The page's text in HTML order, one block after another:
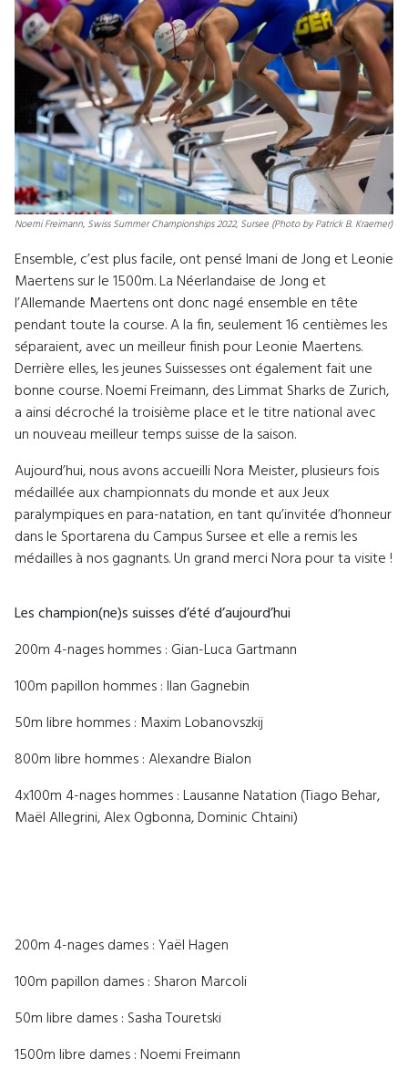
Noemi Freimann, Swiss Summer Championships 2022, Sursee (Photo by Patrick B. Kraemer)
Ensemble, c’est plus facile, ont pensé Imani de Jong et Leonie
Maertens sur le 1500m. La Néerlandaise de Jong et
l’Allemande Maertens ont donc nagé ensemble en tête
pendant toute la course. A la fin, seulement 16 centièmes les
séparaient, avec un meilleur finish pour Leonie Maertens.
Derrière elles, les jeunes Suissesses ont également fait une
bonne course. Noemi Freimann, des Limmat Sharks de Zurich,
a ainsi décroché la troisième place et le titre national avec
un nouveau meilleur temps suisse de la saison.
Aujourd’hui, nous avons accueilli Nora Meister, plusieurs fois
médaillée aux championnats du monde et aux Jeux
paralympiques en para-natation, en tant qu’invitée d’honneur
dans le Sportarena du Campus Sursee et elle a remis les
médailles à nos gagnants. Un grand merci Nora pour ta visite !
Les champion(ne)s suisses d’été d’aujourd’hui
200m 4-nages hommes : Gian-Luca Gartmann
100m papillon hommes : Ilan Gagnebin
50m libre hommes : Maxim Lobanovszkij
800m libre hommes : Alexandre Bialon
4x100m 4-nages hommes : Lausanne Natation (Tiago Behar,
Maël Allegrini, Alex Ogbonna, Dominic Chtaini)
200m 4-nages dames : Yaël Hagen
100m papillon dames : Sharon Marcoli
50m libre dames : Sasha Touretski
1500m libre dames : Noemi Freimann